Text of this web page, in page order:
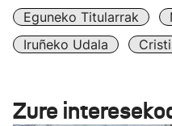
Eguneko Titularrak
Iruñeko Udala
Zure